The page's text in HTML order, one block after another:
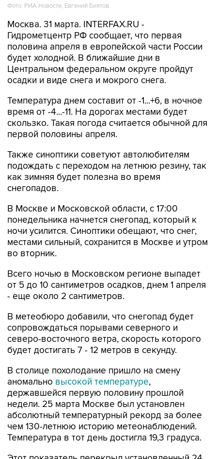
Фото: РИА Новости, Евгений Биятов
Москва. 31 марта. INTERFAX.RU -
Гидрометцентр РФ сообщает, что первая
половина апреля в европейской части России
будет холодной. В ближайшие дни в
Центральном федеральном округе пройдут
осадки и виде снега и мокрого снега.
Температура днем составит от -1...+6, в ночное
время от -4...-11. На дорогах местами будет
скользко. Такая погода считается обычной для
первой половины апреля.
Также синоптики советуют автолюбителям
подождать с переходом на летнюю резину, так
как зимняя будет полезна во время
снегопадов.
В Москве и Московской области, с 17:00
понедельника начнется снегопад, который к
ночи усилится. Синоптики обещают, что снег,
местами сильный, сохранится в Москве и утром
во вторник.
Всего ночью в Московском регионе выпадет
от 5 до 10 сантиметров осадков, днем 1 апреля
- еще около 2 сантиметров.
В метеобюро добавили, что снегопад будет
сопровождаться порывами северного и
северо-восточного ветра, скорость которого
будет достигать 7 - 12 метров в секунду.
В столице похолодание пришло на смену
аномально высокой температуре,
державшейся первую половину прошлой
недели. 25 марта Москве был установлен
абсолютный температурный рекорд за более
чем 130-летнюю историю метеонаблюдений.
Температура в тот день достигла 19,3 градуса.